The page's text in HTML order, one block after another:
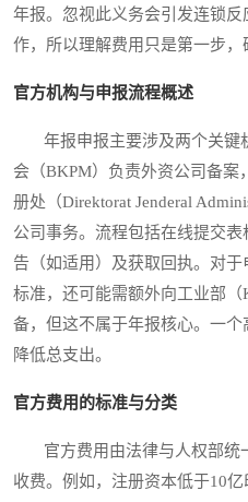
年报。忽视此义务会引发连锁
作，所以理解费用只是第一步，
官方机构与申报流程概述
年报申报主要涉及两个关键
会（BKPM）负责外资公司备案
册处（Direktorat Jenderal
公司事务。流程包括在线提交
告（如适用）及获取回执。对
标准，还可能需额外向工业部（
备，但这不属于年报核心。一
降低总支出。
官方费用的标准与分类
官方费用由法律与人权部统
收费。例如，注册资本低于10